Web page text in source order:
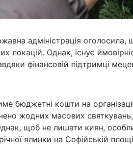
адміністрація
локацій. Однак, існує
фінансовій підтримці
бюджетні кошти на
жодних масових
щоб не лишати киян,
ялинки на Софійській